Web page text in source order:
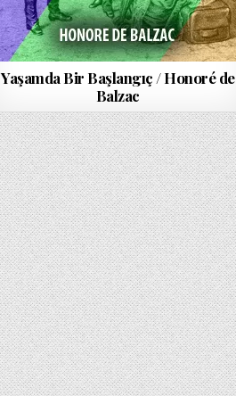
Yaşamda Bir Başlangıç / Honoré de
Balzac